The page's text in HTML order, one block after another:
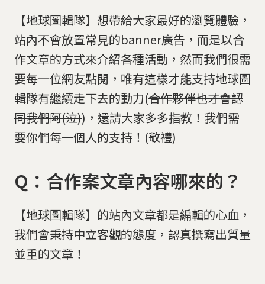
【地球圖輯隊】想帶給大家最好的瀏覽體驗，
站內不會放置常見的banner廣告，而是以合
作文章的方式來介紹各種活動，然而我們很需
要每一位網友點閱，唯有這樣才能支持地球圖
輯隊有繼續走下去的動力(合作夥伴也才會認
同我們阿(泣))，還請大家多多指教！我們需
要你們每一個人的支持！(敬禮)
Q：合作案文章內容哪來的？
【地球圖輯隊】的站內文章都是編輯的心血，
我們會秉持中立客觀的態度，認真撰寫出質量
並重的文章！